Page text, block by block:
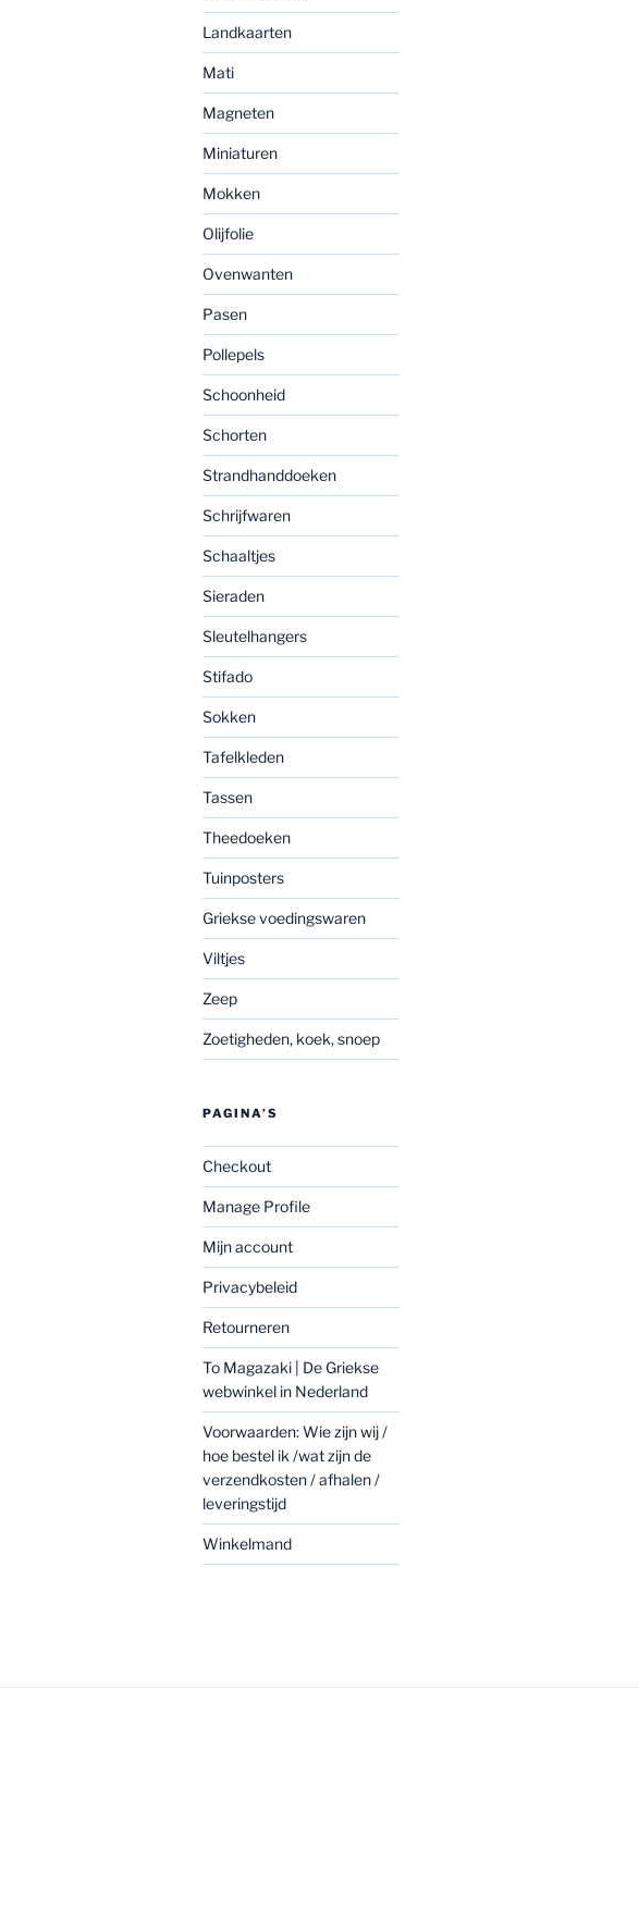
Landkaarten
Mati
Magneten
Miniaturen
Mokken
Olijfolie
Ovenwanten
Pasen
Pollepels
Schoonheid
Schorten
Strandhanddoeken
Schrijfwaren
Schaaltjes
Sieraden
Sleutelhangers
Stifado
Sokken
Tafelkleden
Tassen
Theedoeken
Tuinposters
Griekse voedingswaren
Viltjes
Zeep
Zoetigheden, koek, snoep
PAGINA’S
Checkout
Manage Profile
Mijn account
Privacybeleid
Retourneren
To Magazaki | De Griekse
webwinkel in Nederland
Voorwaarden: Wie zijn wij /
hoe bestel ik /wat zijn de
verzendkosten / afhalen /
leveringstijd
Winkelmand